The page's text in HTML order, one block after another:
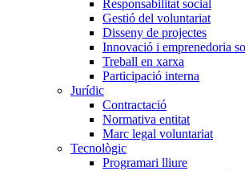
Responsabilitat social
Gestió del voluntariat
Disseny de projectes
Innovació i emprenedoria
Treball en xarxa
Participació interna
Jurídic
Contractació
Normativa entitat
Marc legal voluntariat
Tecnològic
Programari lliure